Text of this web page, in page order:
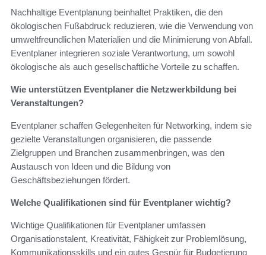
Nachhaltige Eventplanung beinhaltet Praktiken, die den
ökologischen Fußabdruck reduzieren, wie die Verwendung von
umweltfreundlichen Materialien und die Minimierung von Abfall.
Eventplaner integrieren soziale Verantwortung, um sowohl
ökologische als auch gesellschaftliche Vorteile zu schaffen.
Wie unterstützen Eventplaner die Netzwerkbildung bei
Veranstaltungen?
Eventplaner schaffen Gelegenheiten für Networking, indem sie
gezielte Veranstaltungen organisieren, die passende
Zielgruppen und Branchen zusammenbringen, was den
Austausch von Ideen und die Bildung von
Geschäftsbeziehungen fördert.
Welche Qualifikationen sind für Eventplaner wichtig?
Wichtige Qualifikationen für Eventplaner umfassen
Organisationstalent, Kreativität, Fähigkeit zur Problemlösung,
Kommunikationsskills und ein gutes Gespür für Budgetierung